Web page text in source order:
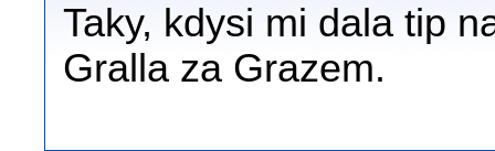
Taky, kdysi mi dala tip
Gralla za Grazem.